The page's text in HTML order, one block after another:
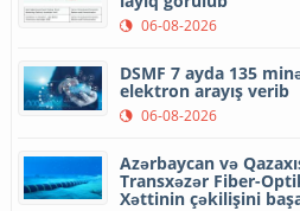
06-08-2026
DSMF 7 ayda 135
elektron arayış verib
06-08-2026
Azərbaycan və
Transxəzər Fiber-
Xəttinin çəkilişini